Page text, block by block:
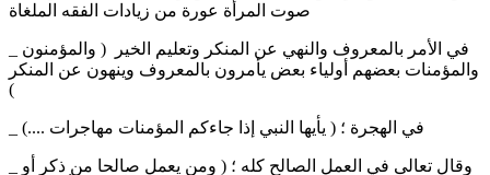
والمؤمنات بعضهم أولياء بعض يأمرون بالمعروف وينهون عن المنكر
)
_ في الهجرة ؛ ( يأيها النبي إذا جاءكم المؤمنات مهاجرات ....)